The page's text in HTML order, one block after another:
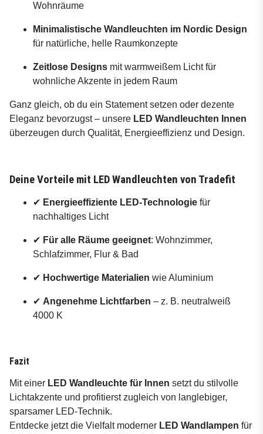
Wohnräume
Minimalistische Wandleuchten im Nordic Design
für natürliche, helle Raumkonzepte
Zeitlose Designs mit warmweißem Licht für
wohnliche Akzente in jedem Raum
Ganz gleich, ob du ein Statement setzen oder dezente
Eleganz bevorzugst – unsere LED Wandleuchten Innen
überzeugen durch Qualität, Energieeffizienz und Design.
Deine Vorteile mit LED Wandleuchten von Tradefit
✔ Energieeffiziente LED-Technologie für
nachhaltiges Licht
✔ Für alle Räume geeignet: Wohnzimmer,
Schlafzimmer, Flur & Bad
✔ Hochwertige Materialien wie Aluminium
✔ Angenehme Lichtfarben – z. B. neutralweiß
4000 K
Fazit
Mit einer LED Wandleuchte für Innen setzt du stilvolle
Lichtakzente und profitierst zugleich von langlebiger,
sparsamer LED-Technik.
Entdecke jetzt die Vielfalt moderner LED Wandlampen für